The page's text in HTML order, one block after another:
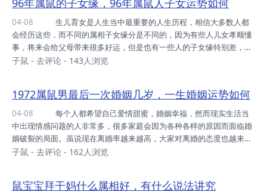
鼠人来说，2022年属于一个比较平淡的年份，在这一年当中不会遇到
太多的挫折和困难，整体运势表现的也很平稳，基本上不会有太大的变
动与起伏。对于那些有结婚打算的属鼠人来说，在2022年是可以结婚
的，只要在准备婚礼细节的时候多加注意...
96年属鼠的子女缘，96年属鼠人子女运势如何
04-08
会经历这些，而不同的属相子女缘分是不同的，因为有些人儿女孝顺懂
事，将来会给父母带来很多好运，但是也有一些人的子女缘特别差，总
是会因为子女的事情烦心。今天我们来了解一下1996年的属鼠人子女
的，在生儿育女方面不会出现太多的问题，大多数人都能够儿女双全。
属鼠人在教育孩子方面也十分用心，可能是从小原生家庭不是很好的缘
故，所以他们在教育孩子的时候特别认真。平时会在孩子面前谨言慎
行，努力做一个称职合格的父母，也会尽最大努...
子鼠 - 去评论 - 143人浏览
1972属鼠男最后一次婚姻几岁，一生婚姻运势如何
04-08
中出现情感问题的人非常多，很多家庭会因为各种各样的原因而面临婚
姻破裂的局面。虽说现在离婚率越来越高，大家对离婚的态度也越来越
宽容，不再像以前那样持有色眼镜，但是大多数人仍然希望自己的婚
侵权，敬请告知！ 1972年的属鼠男会有几段婚姻 相对于其他
子鼠 - 去评论 - 162人浏览
鼠宝宝拜干妈什么属相好，有什么说法讲究